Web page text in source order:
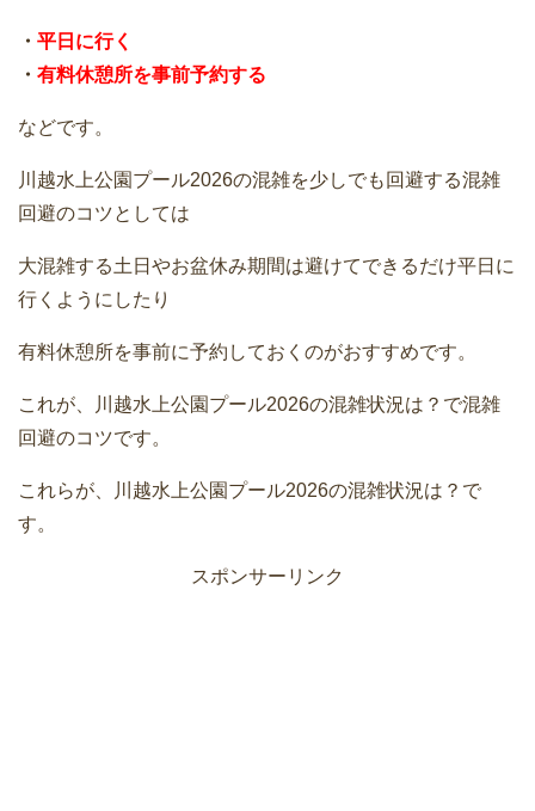
・ 平日に行く
・ 有料休憩所を事前予約する
などです。
川越水上公園プール2026の混雑を少しでも回避する混雑
回避のコツとしては
大混雑する土日やお盆休み期間は避けてできるだけ平日に
行くようにしたり
有料休憩所を事前に予約しておくのがおすすめです。
これが、川越水上公園プール2026の混雑状況は？で混雑
回避のコツです。
これらが、川越水上公園プール2026の混雑状況は？で
す。
スポンサーリンク